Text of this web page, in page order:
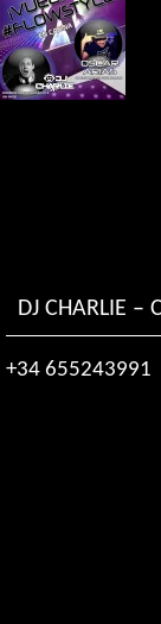
DJ CHARLIE
+34 655243991